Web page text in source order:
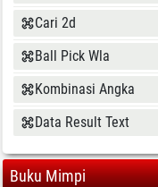
Cari 2d
Ball Pick Wla
Kombinasi Angka
Data Result Text
Buku Mimpi